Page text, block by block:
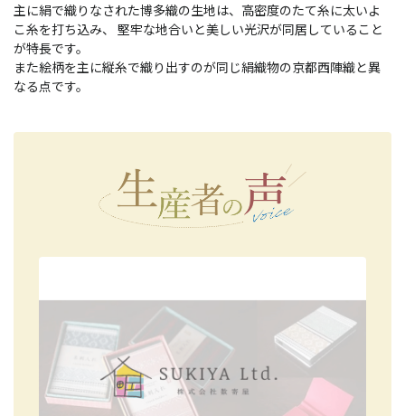
主に絹で織りなされた博多織の生地は、高密度のたて糸に太いよ
こ糸を打ち込み、 堅牢な地合いと美しい光沢が同居していること
が特長です。
また絵柄を主に縦糸で織り出すのが同じ絹織物の京都西陣織と異
なる点です。